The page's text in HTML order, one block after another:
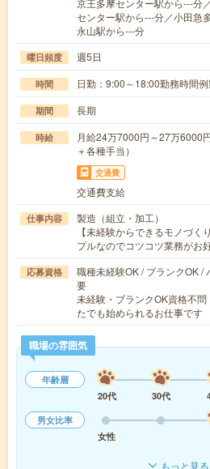
センター駅から---分／小田急
永山駅から---分
曜日頻度 週5日
時間 日勤：9:00～18:00勤務時間
期間 長期
時給
月給24万7000円～27万6000
＋各種手当）
交通費
交通費支給
仕事内容
製造（組立・加工）
【未経験からできるモノづ
プルなのでコツコツ業務がお
応募資格
職種未経験OK / ブランクOK /
要
未経験・ブランクOK資格不
たでも始められるお仕事です
職場の雰囲気
年齢層
20代
30代
男女比率
女性
もっと見る